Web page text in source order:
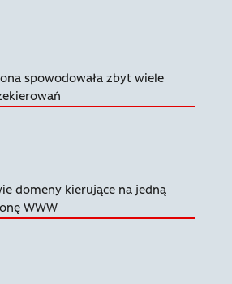
spowodowała zbyt wiele
domeny kierujące na jedną
WWW